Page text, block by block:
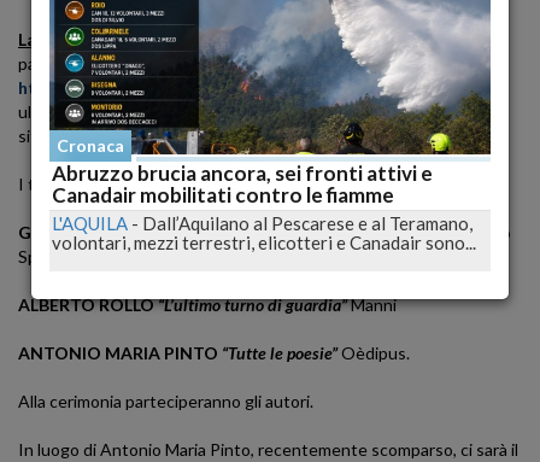
La cerimonia si svolgerà onlinee potrà essere seguita sulla
pagina facebook del premio all’indirizzo:
https://www.premiopoesiabonannibperbanca.it
ull'home page del
sito:https://www.facebook.com/premioletterariobperbonanni
I tre libri finalisti di questa edizione sono:
GIUSEPPE CONTE“Non finirò di scrivere sul Mare”Mondadori - Lo
Specchio
ALBERTO ROLLO“L’ultimo turno di guardia”Manni
ANTONIO MARIA PINTO “Tutte le poesie”Oèdipus.
Alla cerimonia parteciperanno gli autori.
In luogo di Antonio Maria Pinto, recentemente scomparso, ci sarà il
Cronaca
Abruzzo brucia ancora, sei fronti attivi e
Canadair mobilitati contro le fiamme
L'AQUILA - Dall’Aquilano al Pescarese e al Teramano,
volontari, mezzi terrestri, elicotteri e Canadair sono...